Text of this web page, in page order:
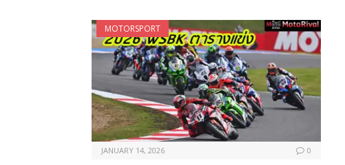
MOTORSPORT
JANUARY 14, 2026 0